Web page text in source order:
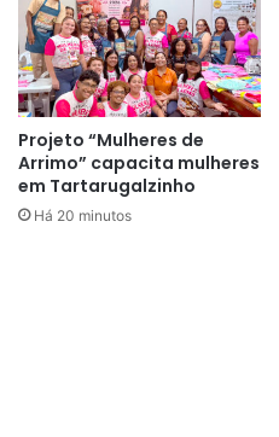
Projeto “Mulheres de
Arrimo” capacita mulheres
em Tartarugalzinho
Há 20 minutos